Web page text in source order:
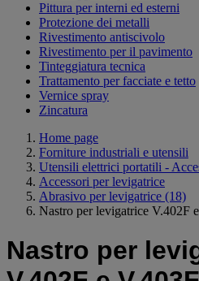
Pittura per interni ed esterni
Protezione dei metalli
Rivestimento antiscivolo
Rivestimento per il pavimento
Tinteggiatura tecnica
Trattamento per facciate e tetto
Vernice spray
Zincatura
Home page
Forniture industriali e utensili
Utensili elettrici portatili -
Accessori per levigatrice
Abrasivo per levigatrice (18)
Nastro per levigatrice V.402F
Nastro per